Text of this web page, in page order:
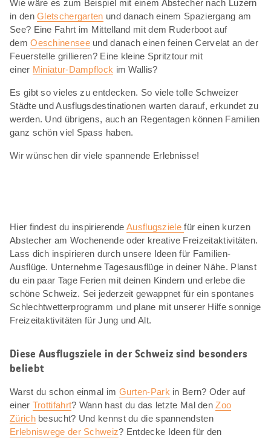
Wie wäre es zum Beispiel mit einem Abstecher nach Luzern
in denGletschergarten und danach einem Spaziergang am
See? Eine Fahrt im Mittelland mit dem Ruderboot auf
demOeschinenseeund danach einen feinen Cervelat an der
Feuerstelle grillieren? Eine kleine Spritztour mit
einer Miniatur-Dampflock im Wallis?
Es gibt so vieles zu entdecken. So viele tolle Schweizer
Städte und Ausflugsdestinationen warten darauf, erkundet zu
werden. Und übrigens, auch an Regentagen können Familien
ganz schön viel Spass haben.
Wir wünschen dir viele spannende Erlebnisse!
Hier findest du inspirierendeAusflugszielefür einen kurzen
Abstecher am Wochenende oder kreative Freizeitaktivitäten.
Lass dich inspirieren durch unsere Ideen für Familien-
Ausflüge. Unternehme Tagesausflüge in deiner Nähe. Planst
du ein paar Tage Ferien mit deinen Kindern und erlebe die
schöne Schweiz. Sei jederzeit gewappnet für ein spontanes
Schlechtwetterprogramm und plane mit unserer Hilfe sonnige
Freizeitaktivitäten für Jung und Alt.
Diese Ausflugsziele in der Schweiz sind besonders
beliebt
Warst du schon einmal im Gurten-Park in Bern? Oder auf
einer Trottifahrt? Wann hast du das letzte Mal denZoo
Zürichbesucht? Und kennst du die spannendsten
Erlebniswege der Schweiz? Entdecke Ideen für den